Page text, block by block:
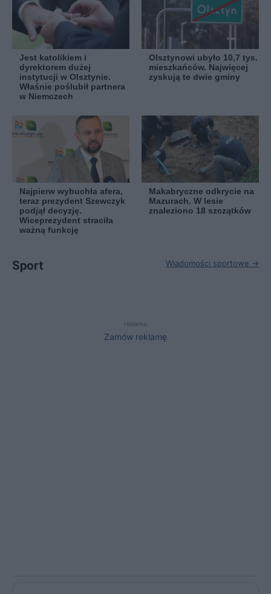
Jest katolikiem i
dyrektorem dużej
instytucji w Olsztynie.
Właśnie poślubił partnera
w Niemczech
Olsztynowi ubyło 10,7 tys.
mieszkańców. Najwięcej
zyskują te dwie gminy
Najpierw wybuchła afera,
teraz prezydent Szewczyk
podjął decyzję.
Wiceprezydent straciła
ważną funkcję
Makabryczne odkrycie na
Mazurach. W lesie
znaleziono 18 szczątków
Sport Wiadomości sportowe →
reklama
Zamów reklamę